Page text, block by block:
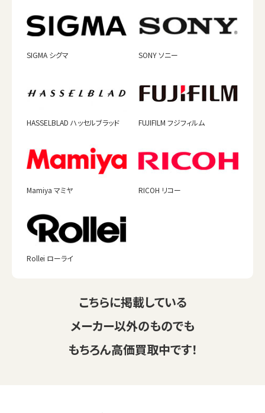
SIGMA シグマ SONY ソニー
HASSELBLAD ハッセルブラッド FUJIFILM フジフィルム
Mamiya マミヤ RICOH リコー
Rollei ローライ
こちらに掲載している
メーカー以外のものでも
もちろん高価買取中です！